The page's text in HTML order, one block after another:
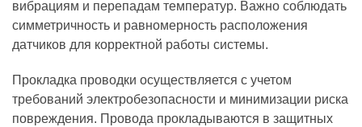
вибрациям и перепадам температур. Важно соблюдать
симметричность и равномерность расположения
датчиков для корректной работы системы.
Прокладка проводки осуществляется с учетом
требований электробезопасности и минимизации риска
повреждения. Провода прокладываются в защитных